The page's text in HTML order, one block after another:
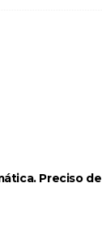
Preciso